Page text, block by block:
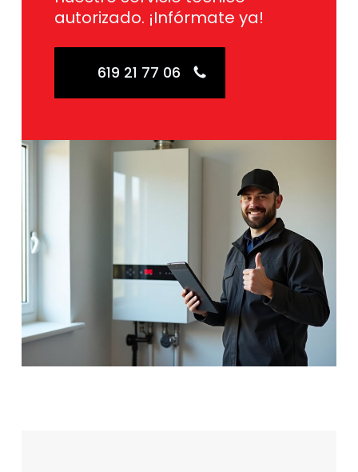
autorizado. ¡Infórmate ya!
619 21 77 06